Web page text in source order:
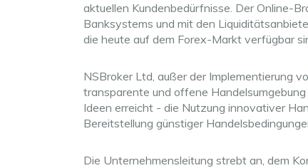
aktuellen Kundenbedürfnisse. Der Online-
Banksystems und mit den
die heute auf dem Forex-Markt verfügbar
NSBroker Ltd, außer der Implementierung
transparente und offene
Ideen erreicht - die Nutzung innovativer
Bereitstellung günstiger
Die Unternehmensleitung strebt an, dem